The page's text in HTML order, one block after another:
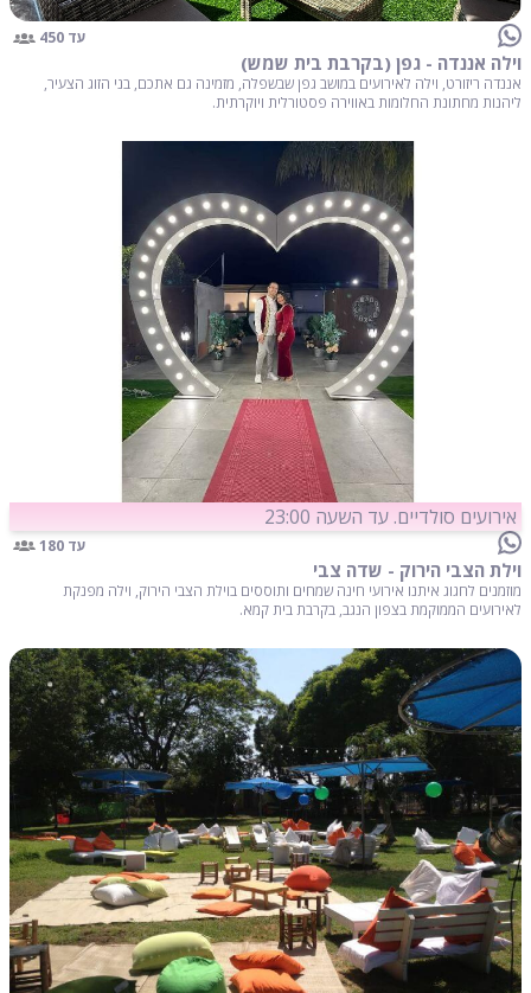
עד 450
וילה אננדה - גפן (בקרבת בית שמש)
אננדה ריזורט, וילה לאירועים במושב גפן שבשפלה, מזמינה גם אתכם, בני הזוג הצעיר,
ליהנות מחתונת החלומות באווירה פסטורלית ויוקרתית.
אירועים סולדיים. עד השעה 23:00
עד 180
וילת הצבי הירוק - שדה צבי
מוזמנים לחגוג איתנו אירועי חינה שמחים ותוססים בוילת הצבי הירוק, וילה מפנקת
לאירועים הממוקמת בצפון הנגב, בקרבת בית קמא.